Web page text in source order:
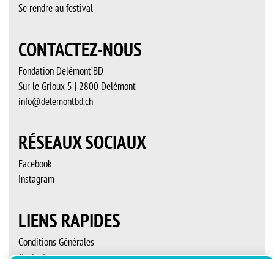
Se rendre au festival
CONTACTEZ-NOUS
Fondation Delémont’BD
Sur le Grioux 5 | 2800 Delémont
info@delemontbd.ch
RÉSEAUX SOCIAUX
Facebook
Instagram
LIENS RAPIDES
Conditions Générales